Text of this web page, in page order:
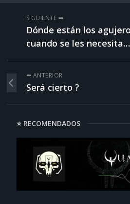
SIGUIENTE ➡️
Dónde están los
cuando se les
⬅️ ANTERIOR
Será cierto ?
⭐ RECOMENDADOS